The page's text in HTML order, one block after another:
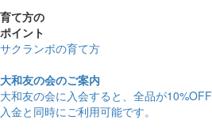
育て方の
ポイント
サクランボの育て方
大和友の会のご案内
大和友の会に入会すると、 全品が10%OFF
入金と同時にご利用可能です。